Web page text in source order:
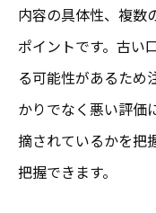
内容の具体性、複数
ポイントです。古い
る可能性があるため
かりでなく悪い評価
摘されているかを把
把握できます。